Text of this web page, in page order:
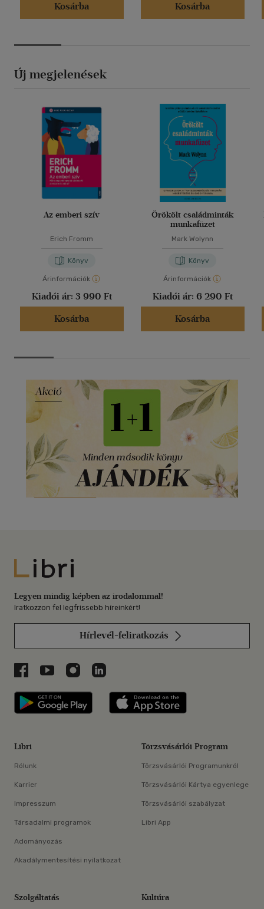
Kosárba
Kosárba
Új megjelenések
Az emberi szív
Erich Fromm
Könyv
Árinformációk
Kiadói ár: 3 990 Ft
Kosárba
Örökölt családminták
munkafüzet
Mark Wolynn
Könyv
Árinformációk
Kiadói ár: 6 290 Ft
Kosárba
Libri
Legyen mindig képben az irodalommal!
Iratkozzon fel legfrissebb híreinkért!
Hírlevél-feliratkozás
Libri a Facebookon
Libri a Youtube-on
Libri az Instagramon
Libri a LinkedInen
Libri applikáció Szerezd meg: Google
Libri
Rólunk
Karrier
Impresszum
Társadalmi programok
Adományozás
Akadálymentesítési nyilatkozat
Törzsvásárlói Program
Törzsvásárlói Programunkról
Törzsvásárlói Kártya egyenlege
Törzsvásárlói szabályzat
Libri App
Szolgáltatás Kultúra